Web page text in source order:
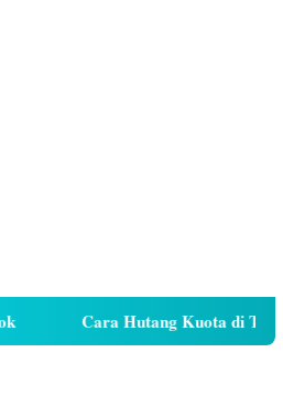
Cara Hutang Kuota di Telkomsel